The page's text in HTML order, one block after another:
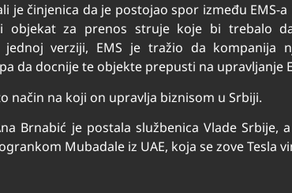
je činjenica da je postojao spor između EMS-
za prenos struje koje bi trebalo
verziji, EMS je tražio da kompanija
da docnije te objekte prepusti na upravljanje
način na koji on upravlja biznisom u Srbiji.
Brnabić je postala službenica Vlade Srbije,
Mubadale iz UAE, koja se zove Tesla